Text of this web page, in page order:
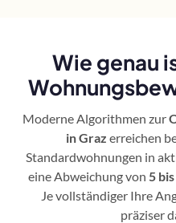
Wie genau
Moderne Algorithmen zur
in Graz erreichen
Standardwohnungen in
eine Abweichung von 5
Je vollständiger Ihre
präziser